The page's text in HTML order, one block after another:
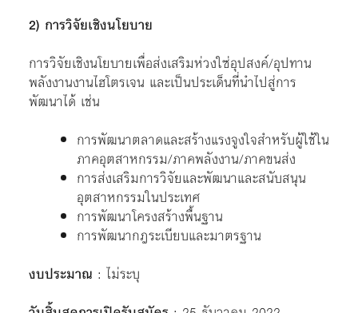
2) การวิจัยเชิงนโยบาย
การวิจัยเชิงนโยบายเพื่อส่งเสริมห่วงใซ่อุปสงค์/อุปทาน
พลังงานงานไฮโตรเจน และเป็นประเด็นที่นำไปสู่การ
พัฒนาได้ เช่น
การพัฒนาตลาดและสร้างแรงจูงใจสำหรับผู้ใช้ใน
ภาคอุตสาหกรรม/ภาคพลังงาน/ภาคขนส่ง
การส่งเสริมการวิจัยและพัฒนาและสนับสนุน
อุตสาหกรรมในประเทศ
การพัฒนาโครงสร้างพื้นฐาน
การพัฒนากฎระเบียบและมาตรฐาน
งบประมาณ : ไม่ระบุ